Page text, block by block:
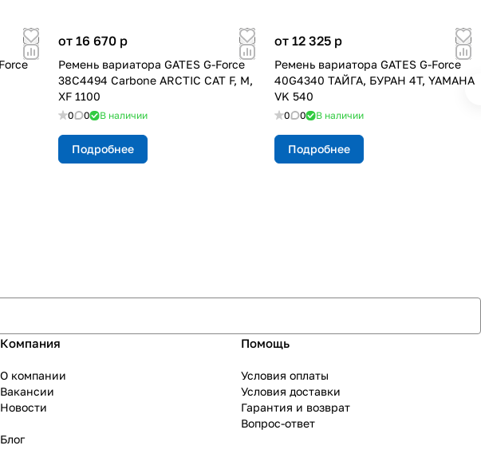
от 16 670 p
Ремень вариатора GATES G-Force
38С4494 Carbone ARCTIC CAT F, M,
XF 1100
0 0 В наличии
Подробнее
от 12 325 p
Ремень вариатора GATES G-Force
40G4340 ТАЙГА, БУРАН 4Т, YAMAHA
VK 540
0 0 В наличии
Подробнее
Компания
О компании
Вакансии
Новости
Блог
Помощь
Условия оплаты
Условия доставки
Гарантия и возврат
Вопрос-ответ